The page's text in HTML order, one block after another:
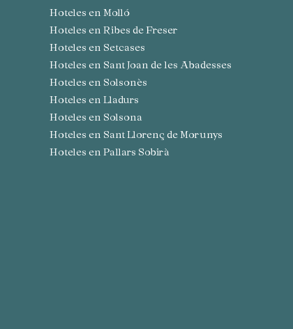
Hoteles en Molló
Hoteles en Ribes de Freser
Hoteles en Setcases
Hoteles en Sant Joan de les Abadesses
Hoteles en Solsonès
Hoteles en Lladurs
Hoteles en Solsona
Hoteles en Sant Llorenç de Morunys
Hoteles en Pallars Sobirà